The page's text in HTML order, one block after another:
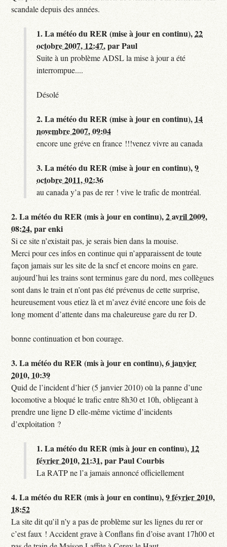
scandale depuis des années.
1.La météo du RER (mise à jour en continu),22
octobre 2007, 12:47,parPaul
Suite à un problème ADSL la mise à jour a été
interrompue....
Désolé
2.La météo du RER (mise à jour en continu), 14
novembre 2007, 09:04
encore une gréve en france !!!venez vivre au canada
3.La météo du RER (mise à jour en continu),9
octobre 2011, 02:36
au canada y’a pas de rer ! vive le trafic de montréal.
2.La météo du RER (mis à jour en continu),2 avril 2009,
08:24,parenki
Si ce site n’existait pas, je serais bien dans la mouise.
Merci pour ces infos en continue qui n’apparaissent de toute
façon jamais sur les site de la sncf et encore moins en gare.
aujourd’hui les trains sont terminus gare du nord, mes collègues
sont dans le train et n’ont pas été prévenus de cette surprise,
heureusement vous etiez là et m’avez évité encore une fois de
long moment d’attente dans ma chaleureuse gare du rer D.
bonne continuation et bon courage.
3.La météo du RER (mis à jour en continu),6 janvier
2010, 10:39
Quid de l’incident d’hier (5 janvier 2010) où la panne d’une
locomotive a bloqué le trafic entre 8h30 et 10h, obligeant à
prendre une ligne D elle-même victime d’incidents
d’exploitation ?
1.La météo du RER (mis à jour en continu), 12
février 2010, 21:31,parPaul Courbis
La RATP ne l’a jamais annoncé officiellement
4.La météo du RER (mis à jour en continu),9 février 2010,
18:52
La site dit qu’il n’y a pas de problème sur les lignes du rer or
c’est faux ! Accident grave à Conflans fin d’oise avant 17h00 et